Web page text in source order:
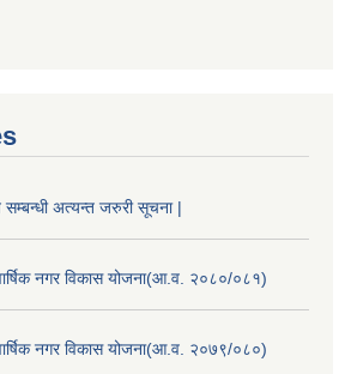
अत्यन्त जरुरी सूचना |
नगर विकास योजना(आ.व. २०८०/०८१)
नगर विकास योजना(आ.व. २०७९/०८०)